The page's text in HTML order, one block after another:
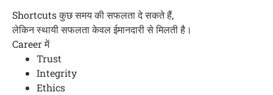
Shortcuts कुछ समय की सफलता दे सकते हैं,
लेकिन स्थायी सफलता केवल ईमानदारी से मिलती है।
Career में
Trust
Integrity
Ethics